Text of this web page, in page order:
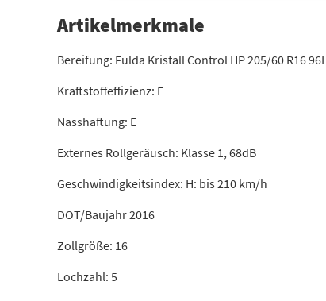
Artikelmerkmale
Bereifung: Fulda Kristall Control HP 205/60 R16
Kraftstoffeffizienz: E
Nasshaftung: E
Externes Rollgeräusch: Klasse 1, 68dB
Geschwindigkeitsindex: H: bis 210 km/h
DOT/Baujahr 2016
Zollgröße: 16
Lochzahl: 5